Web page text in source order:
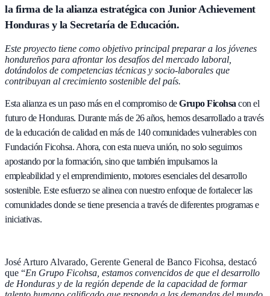
la firma de la alianza estratégica con Junior Achievement
Honduras y la Secretaría de Educación.
Este proyecto tiene como objetivo principal preparar a los jóvenes
hondureños para afrontar los desafíos del mercado laboral,
dotándolos de competencias técnicas y socio-laborales que
contribuyan al crecimiento sostenible del país.
Esta alianza es un paso más en el compromiso deGrupo Ficohsa con el
futuro de Honduras. Durante más de 26 años, hemos desarrollado a través
de la educación de calidad en más de 140 comunidades vulnerables con
Fundación Ficohsa. Ahora, con esta nueva unión, no solo seguimos
apostando por la formación, sino que también impulsamos la
empleabilidad y el emprendimiento, motores esenciales del desarrollo
sostenible. Este esfuerzo se alinea con nuestro enfoque de fortalecer las
comunidades donde se tiene presencia a través de diferentes programas e
iniciativas.
José Arturo Alvarado, Gerente General de Banco Ficohsa, destacó
que “En Grupo Ficohsa, estamos convencidos de que el desarrollo
de Honduras y de la región depende de la capacidad de formar